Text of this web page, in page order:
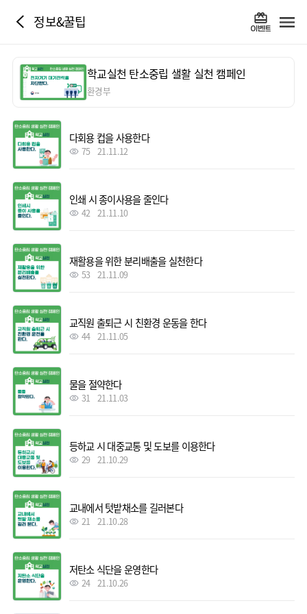
정보&꿀팁
학교실천 탄소중립 샐활 실천 캠페인
환경부
다회용 컵을 사용한다
75 21.11.12
인쇄 시 종이사용을 줄인다
42 21.11.10
재활용을 위한 분리배출을 실천한다
53 21.11.09
교직원 출퇴근 시 친환경 운동을 한다
44 21.11.05
물을 절약한다
31 21.11.03
등하교 시 대중교통 및 도보를 이용한다
29 21.10.29
교내에서 텃밭채소를 길러본다
21 21.10.28
저탄소 식단을 운영한다
24 21.10.26